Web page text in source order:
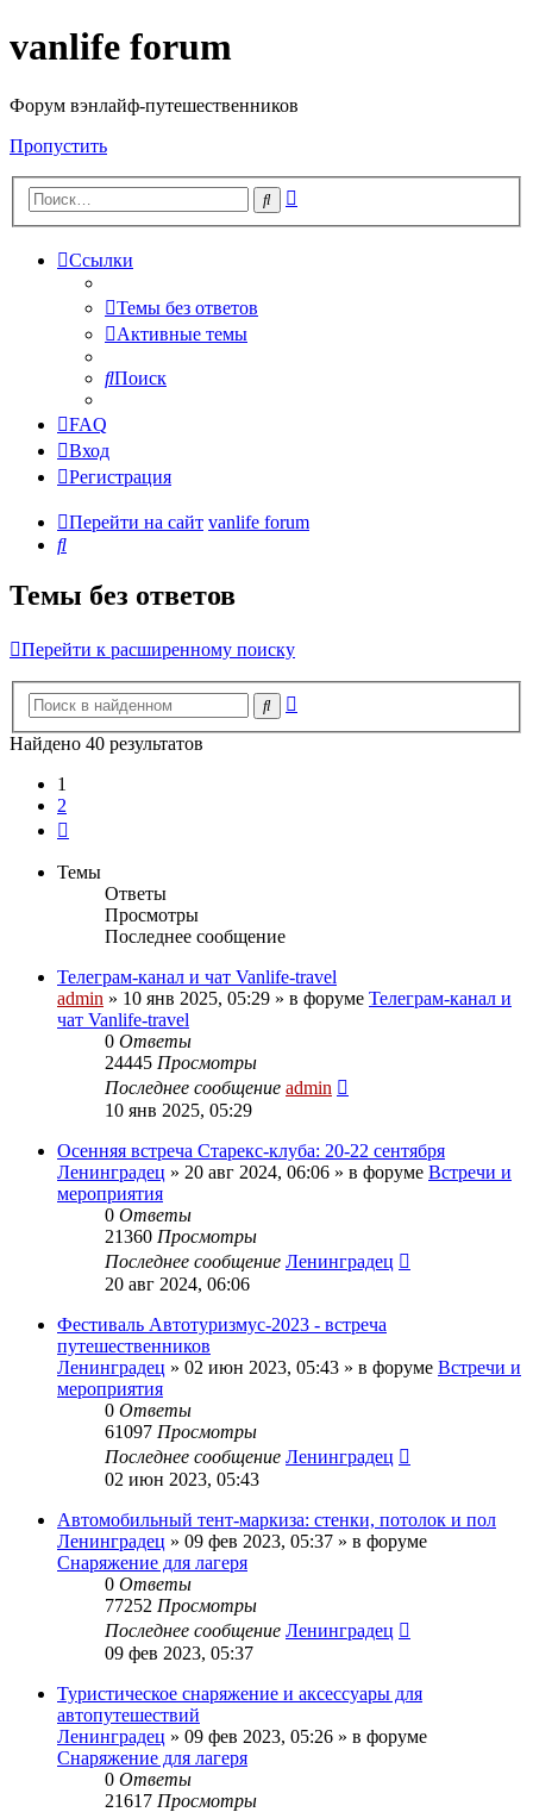
vanlife forum
Форум вэнлайф-путешественников
Пропустить
Поиск
Ссылки
Темы без ответов
Активные темы
Поиск
FAQ
Вход
Регистрация
Перейти на сайт vanlife forum
Поиск
Темы без ответов
Перейти к расширенному поиску
Поиск
Найдено 40 результатов
1
2
Темы
Ответы
Просмотры
Последнее сообщение
Телеграм-канал и чат Vanlife-travel
admin » 10 янв 2025, 05:29 » в форуме Телеграм-канал и
чат Vanlife-travel
0 Ответы
24445 Просмотры
Последнее сообщение admin
10 янв 2025, 05:29
Осенняя встреча Старекс-клуба: 20-22 сентября
Ленинградец » 20 авг 2024, 06:06 » в форуме Встречи и
мероприятия
0 Ответы
21360 Просмотры
Последнее сообщение Ленинградец
20 авг 2024, 06:06
Фестиваль Автотуризмус-2023 - встреча
путешественников
Ленинградец » 02 июн 2023, 05:43 » в форуме Встречи и
мероприятия
0 Ответы
61097 Просмотры
Последнее сообщение Ленинградец
02 июн 2023, 05:43
Автомобильный тент-маркиза: стенки, потолок и пол
Ленинградец » 09 фев 2023, 05:37 » в форуме
Снаряжение для лагеря
0 Ответы
77252 Просмотры
Последнее сообщение Ленинградец
09 фев 2023, 05:37
Туристическое снаряжение и аксессуары для
автопутешествий
Ленинградец » 09 фев 2023, 05:26 » в форуме
Снаряжение для лагеря
0 Ответы
21617 Просмотры